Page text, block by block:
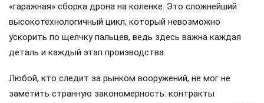
«гаражная» сборка дрона на коленке. Это сложнейший
высокотехнологичный цикл, который невозможно
ускорить по щелчку пальцев, ведь здесь важна каждая
деталь и каждый этап производства.
Любой, кто следит за рынком вооружений, не мог не
заметить странную закономерность: контракты